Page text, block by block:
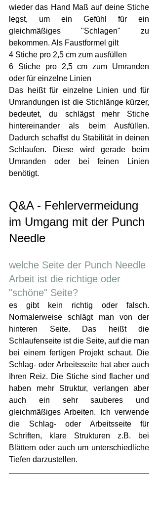
wieder das Hand Maß auf deine Stiche
legst, um ein Gefühl für ein
gleichmäßiges "Schlagen" zu
bekommen. Als Faustformel gilt
4 Stiche pro 2,5 cm zum ausfüllen
6 Stiche pro 2,5 cm zum Umranden
oder für einzelne Linien
Das heißt für einzelne Linien und für
Umrandungen ist die Stichlänge kürzer,
bedeutet, du schlägst mehr Stiche
hintereinander als beim Ausfüllen.
Dadurch schaffst du Stabilität in deinen
Schlaufen. Diese wird gerade beim
Umranden oder bei feinen Linien
benötigt.
Q&A - Fehlervermeidung
im Umgang mit der Punch
Needle
welche Seite der Punch Needle
Arbeit ist die richtige oder
"schöne" Seite?
es gibt kein richtig oder falsch.
Normalerweise schlägt man von der
hinteren Seite. Das heißt die
Schlaufenseite ist die Seite, auf die man
bei einem fertigen Projekt schaut. Die
Schlag- oder Arbeitsseite hat aber auch
Ihren Reiz. Die Stiche sind flacher und
haben mehr Struktur, verlangen aber
auch ein sehr sauberes und
gleichmäßiges Arbeiten. Ich verwende
die Schlag- oder Arbeitsseite für
Schriften, klare Strukturen z.B. bei
Blättern oder auch um unterschiedliche
Tiefen darzustellen.